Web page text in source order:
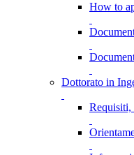
How to
Dottorato in
Requisiti,